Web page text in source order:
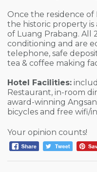
Once the residence
the historic property is
of Luang Prabang. All
conditioning and are
telephone, safe
tea & coffee making
Hotel Facilities:
Restaurant, in-room
award-winning
bicycles and free wifi/
Your opinion counts!